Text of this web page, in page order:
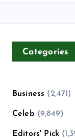
Categories
Business (2,471)
Celeb (9,849)
Editors' Pick